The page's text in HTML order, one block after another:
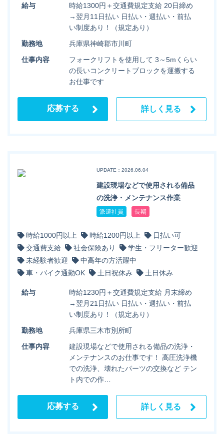
給与
時給1300円＋交通費規定支給 20日締め
→翌月11日払い 日払い・週払い・前払
い制度あり！（規定あり）
勤務地
兵庫県神崎郡市川町
仕事内容
フォークリフトを使用して 3～5mくらい
の長いコンクリートブロックを運搬する
お仕事です
応募する 詳しく見る
UPDATE：2026.06.04
建設現場などで使用される備品
の洗浄・メンテナンス作業
派遣社員 長期
時給1000円以上 時給1200円以上
日払い可
交通費支給
社会保険あり
学生・フリーター歓迎
未経験者歓迎
中高年の方活躍中
車・バイク通勤OK
土日祝休み 土日休み
給与
時給1230円＋交通費規定支給 月末締め
→翌月21日払い 日払い・週払い・前払
い制度あり！（規定あり）
勤務地
兵庫県三木市別所町
仕事内容
建設現場などで使用される備品の洗浄・
メンテナンスのお仕事です！ 高圧洗浄機
での洗浄、壊れたパーツの交換など テン
ト内での作…
応募する 詳しく見る